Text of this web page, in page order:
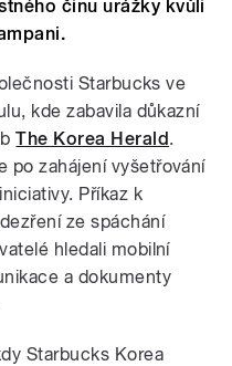
činu urážky kvůli
Starbucks ve
kde zabavila důkazní
The Korea Herald.
po zahájení vyšetřování
Příkaz k
ze spáchání
hledali mobilní
a dokumenty
Starbucks Korea